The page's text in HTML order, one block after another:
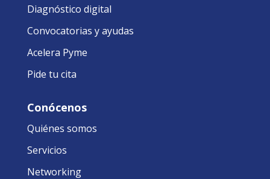
Diagnóstico digital
Convocatorias y ayudas
Acelera Pyme
Pide tu cita
Conócenos
Quiénes somos
Servicios
Networking